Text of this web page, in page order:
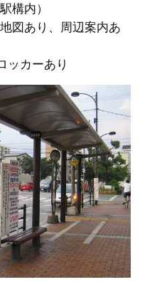
構内）
図あり、周辺案内あ
ッカーあり